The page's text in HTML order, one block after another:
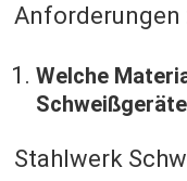
Anforderungen
Welche
Stahlwerk